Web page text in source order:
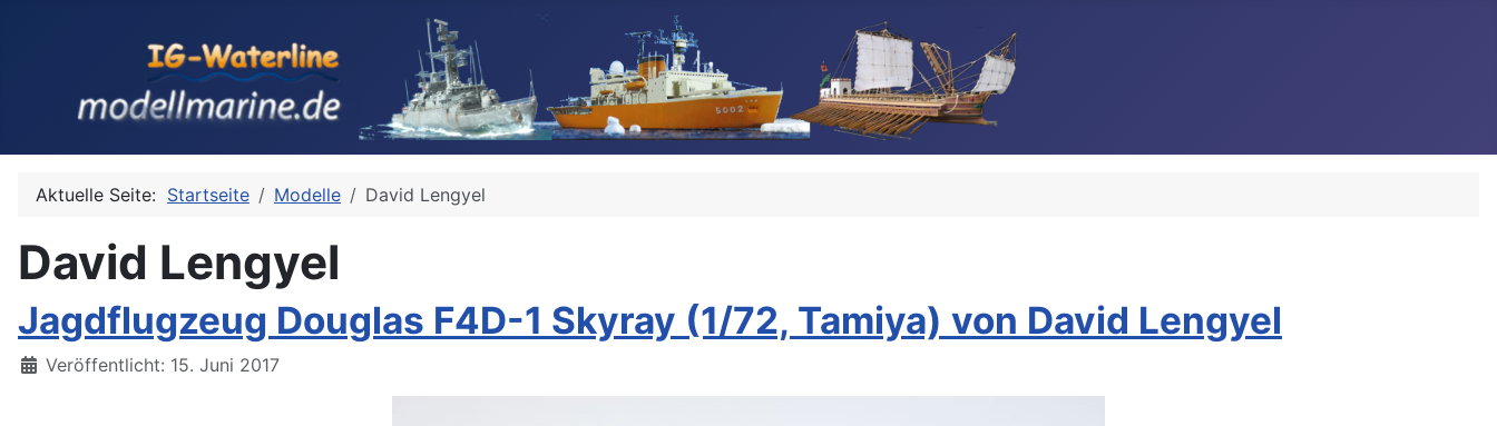
Aktuelle Seite: Startseite Modelle David Lengyel
David Lengyel
Jagdflugzeug Douglas F4D-1 Skyray (1/72, Tamiya) von David Lengyel
Details
Veröffentlicht: 15. Juni 2017